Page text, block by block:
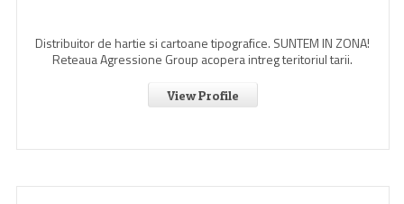
Distribuitor de hartie si cartoane tipografice. SUNTEM IN ZONA!
Reteaua Agressione Group acopera intreg teritoriul tarii.
View Profile